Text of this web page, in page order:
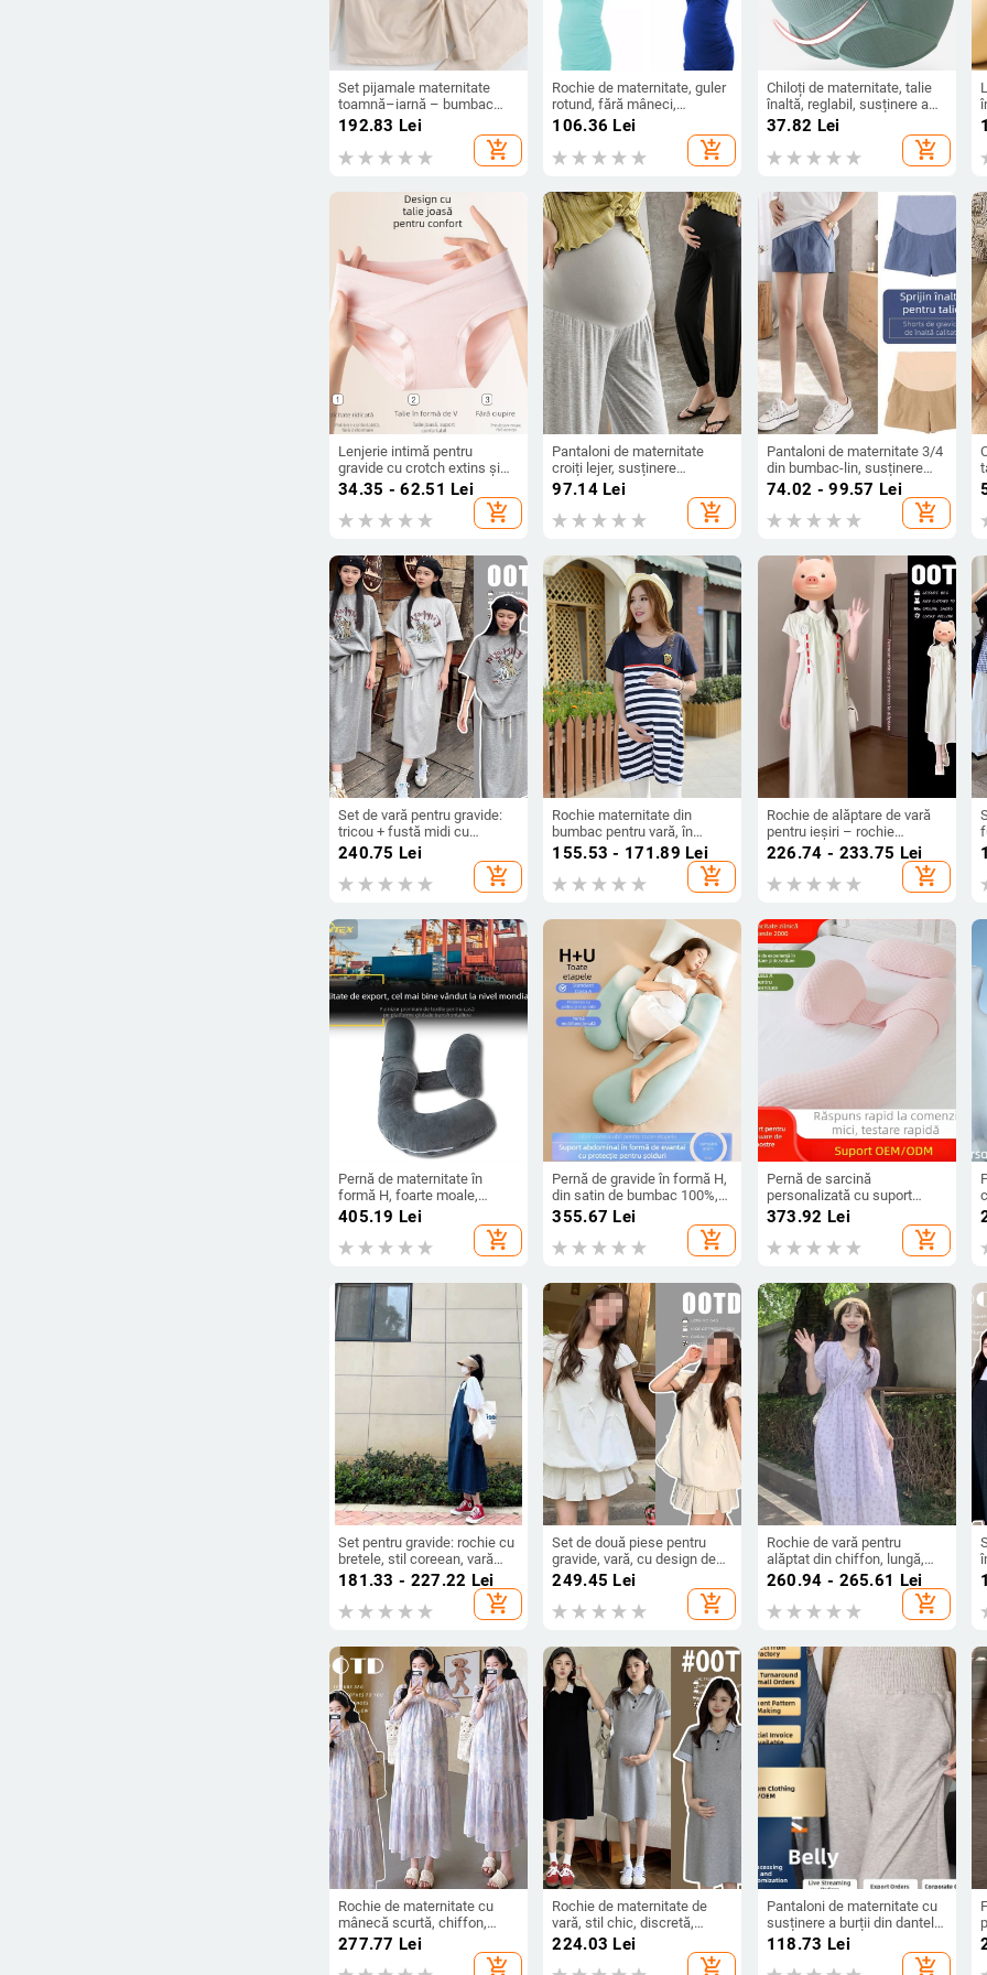
Set pijamale maternitate
toamnă–iarnă – bumbac
95%+, topuri de alăptare
192.83 Lei
add_shopping_cart
Rochie de maternitate, guler
rotund, fără mâneci,
poliester, lungime midi
106.36 Lei
add_shopping_cart
Chiloți de maternitate, talie
înaltă, reglabil, susținere a
burții, material din bumbac
37.82 Lei
add_shopping_cart
Lenjerie intimă pentru
gravide cu crotch extins și
suport în formă de V pentru
burtă, tip A, 100% bumbac
34.35 - 62.51 Lei
add_shopping_cart
Pantaloni de maternitate
croiți lejer, susținere
abdominală, țesătură din
bumbac 30–50% conținut,
YQ, vară 2023
97.14Lei
add_shopping_cart
Pantaloni de maternitate 3/4
din bumbac-lin, susținere
abdominală, croială lejeră de
74.02 - 99.57 Lei
add_shopping_cart
Set de vară pentru gravide:
tricou + fustă midi cu
deschidere pe spate, lejer și
240.75 Lei
add_shopping_cart
Rochie maternitate din
bumbac pentru vară, în
dungi, rochie de alăptare în
stil coreean, mărime plus
155.53 - 171.89 Lei
add_shopping_cart
Rochie de alăptare de vară
pentru ieșiri – rochie
maternă elegantă în stil
chinezesc, cu guler înalt și
deschidere discretă pentru
226.74 - 233.75 Lei
add_shopping_cart
Pernă de maternitate în
formă H, foarte moale,
culoare solidă, pentru dormit
pe o parte, dimensiuni 57 ×
29 in, umplutură fibre de
405.19 Lei
add_shopping_cart
Pernă de gravide în formă H,
din satin de bumbac 100%,
pernă de corp pentru somn
pe lateral, pernă pentru talie
demontabilă și lavabilă,
355.67 Lei
add_shopping_cart
Pernă de sarcină
personalizată cu suport
pentru talie, pernă pentru
dormit pe o parte în formă U,
suport abdominal
373.92 Lei
add_shopping_cart
Set pentru gravide: rochie cu
bretele, stil coreean, vară
2025, două piese
181.33 - 227.22 Lei
add_shopping_cart
Set de două piese pentru
gravide, vară, cu design de
fundă, mâneci scurte, stil
coreean, acoperire a burții,
costum format din fustă
249.45 Lei
add_shopping_cart
Rochie de vară pentru
alăptat din chiffon, lungă,
versatilă pentru maternitate,
care subțiază silueta după
naștere
260.94 - 265.61 Lei
add_shopping_cart
Rochie de maternitate cu
mânecă scurtă, chiffon,
imprimeu floral, talie înaltă,
fustă lungă, stil proaspăt și
277.77 Lei
add_shopping_cart
Rochie de maternitate de
vară, stil chic, discretă,
pentru femei de mică
înălțime în timpul sarcinii, cu
224.03 Lei
add_shopping_cart
Pantaloni de maternitate cu
susținere a burții din dantelă,
largi pentru toamnă-iarnă,
confortabili
118.73 Lei
add_shopping_cart